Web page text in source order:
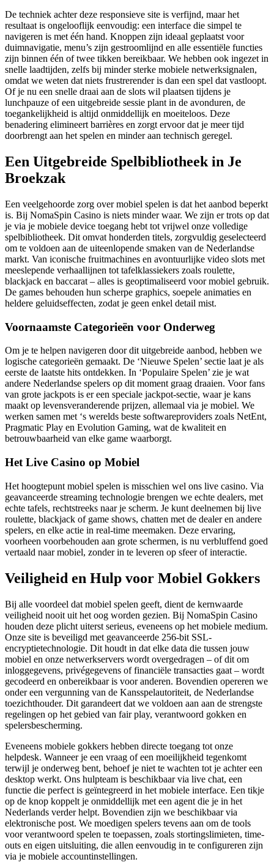
De techniek achter deze responsieve site is verfijnd, maar het
resultaat is ongelooflijk eenvoudig: een interface die simpel te
navigeren is met één hand. Knoppen zijn ideaal geplaatst voor
duimnavigatie, menu’s zijn gestroomlijnd en alle essentiële functies
zijn binnen één of twee tikken bereikbaar. We hebben ook ingezet in
snelle laadtijden, zelfs bij minder sterke mobiele netwerksignalen,
omdat we weten dat niets frustrerender is dan een spel dat vastloopt.
Of je nu een snelle draai aan de slots wil plaatsen tijdens je
lunchpauze of een uitgebreide sessie plant in de avonduren, de
toegankelijkheid is altijd onmiddellijk en moeiteloos. Deze
benadering elimineert barrières en zorgt ervoor dat je meer tijd
doorbrengt aan het spelen en minder aan technisch geregel.
Een Uitgebreide Spelbibliotheek in Je
Broekzak
Een veelgehoorde zorg over mobiel spelen is dat het aanbod beperkt
is. Bij NomaSpin Casino is niets minder waar. We zijn er trots op dat
je via je mobiele device toegang hebt tot vrijwel onze volledige
spelbibliotheek. Dit omvat honderden titels, zorgvuldig geselecteerd
om te voldoen aan de uiteenlopende smaken van de Nederlandse
markt. Van iconische fruitmachines en avontuurlijke video slots met
meeslepende verhaallijnen tot tafelklassiekers zoals roulette,
blackjack en baccarat – alles is geoptimaliseerd voor mobiel gebruik.
De games behouden hun scherpe graphics, soepele animaties en
heldere geluidseffecten, zodat je geen enkel detail mist.
Voornaamste Categorieën voor Onderweg
Om je te helpen navigeren door dit uitgebreide aanbod, hebben we
logische categorieën gemaakt. De ‘Nieuwe Spelen’ sectie laat je als
eerste de laatste hits ontdekken. In ‘Populaire Spelen’ zie je wat
andere Nederlandse spelers op dit moment graag draaien. Voor fans
van grote jackpots is er een speciale jackpot-sectie, waar je kans
maakt op levensveranderende prijzen, allemaal via je mobiel. We
werken samen met ‘s werelds beste softwareproviders zoals NetEnt,
Pragmatic Play en Evolution Gaming, wat de kwaliteit en
betrouwbaarheid van elke game waarborgt.
Het Live Casino op Mobiel
Het hoogtepunt mobiel spelen is misschien wel ons live casino. Via
geavanceerde streaming technologie brengen we echte dealers, met
echte tafels, rechtstreeks naar je scherm. Je kunt deelnemen bij live
roulette, blackjack of game shows, chatten met de dealer en andere
spelers, en elke actie in real-time meemaken. Deze ervaring,
voorheen voorbehouden aan grote schermen, is nu verbluffend goed
vertaald naar mobiel, zonder in te leveren op sfeer of interactie.
Veiligheid en Hulp voor Mobiel Gokkers
Bij alle voordeel dat mobiel spelen geeft, dient de kernwaarde
veiligheid nooit uit het oog worden gezien. Bij NomaSpin Casino
houden deze plicht uiterst serieus, eveneens op het mobiele medium.
Onze site is beveiligd met geavanceerde 256-bit SSL-
encryptietechnologie. Dit houdt in dat elke data die tussen jouw
mobiel en onze netwerkservers wordt overgedragen – of dit om
inloggegevens, privégegevens of financiële transacties gaat – wordt
gecodeerd en onbereikbaar is voor anderen. Bovendien opereren we
onder een vergunning van de Kansspelautoriteit, de Nederlandse
toezichthouder. Dit garandeert dat we voldoen aan aan de strengste
regelingen op het gebied van fair play, verantwoord gokken en
spelersbescherming.
Eveneens mobiele gokkers hebben directe toegang tot onze
helpdesk. Wanneer je een vraag of een moeilijkheid tegenkomt
terwijl je onderweg bent, behoef je niet te wachten tot je achter een
desktop werkt. Ons hulpteam is beschikbaar via live chat, een
functie die perfect is geïntegreerd in het mobiele interface. Een tikje
op de knop koppelt je onmiddellijk met een agent die je in het
Nederlands verder helpt. Bovendien zijn we beschikbaar via
elektronische post. We moedigen spelers tevens aan om de tools
voor verantwoord spelen te toepassen, zoals stortingslimieten, time-
outs en eigen uitsluiting, die allen eenvoudig in te configureren zijn
via je mobiele accountinstellingen.